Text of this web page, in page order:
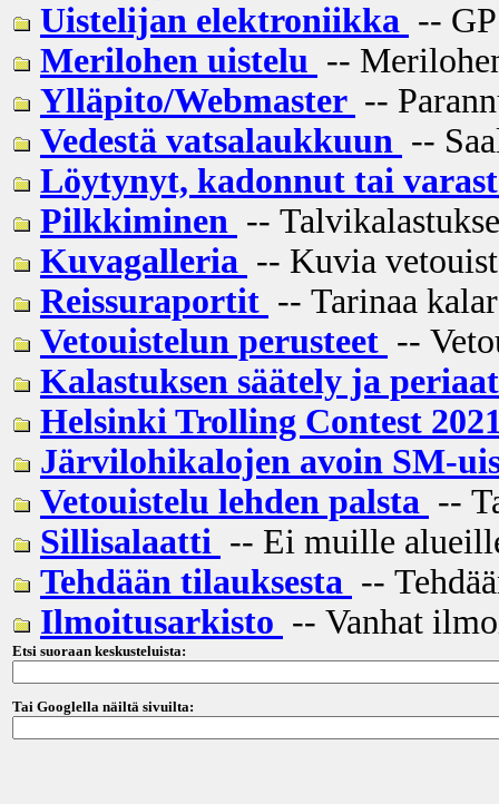
Uistelijan elektroniikka --
Merilohen uistelu --
Ylläpito/Webmaster --
Vedestä vatsalaukkuun --
Löytynyt, kadonnut tai
Pilkkiminen --
Kuvagalleria -- Kuvia
Reissuraportit -- Tarinaa
Vetouistelun perusteet --
Kalastuksen säätely ja
Helsinki Trolling Contest
Järvilohikalojen avoin SM-
Vetouistelu lehden palsta --
Sillisalaatti -- Ei muille
Tehdään tilauksesta --
Ilmoitusarkisto -- Vanhat
Etsi suoraan keskusteluista:
Tai Googlella näiltä sivuilta: